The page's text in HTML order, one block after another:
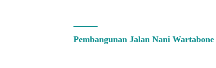
Pembangunan Jalan Nani Wartabone